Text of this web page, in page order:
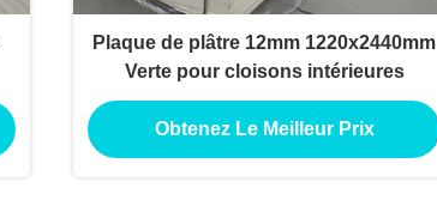
Plaque de plâtre 12mm 1220x2440mm
Verte pour cloisons intérieures
Obtenez Le Meilleur Prix